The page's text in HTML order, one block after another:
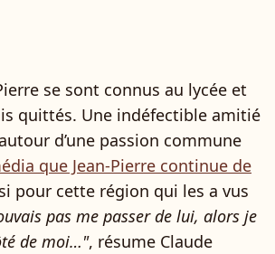
se sont connus au lycée et
quittés. Une indéfectible amitié
d’une passion commune
que Jean-Pierre continue de
pour cette région qui les a vus
pas me passer de lui, alors je
de moi…", résume Claude